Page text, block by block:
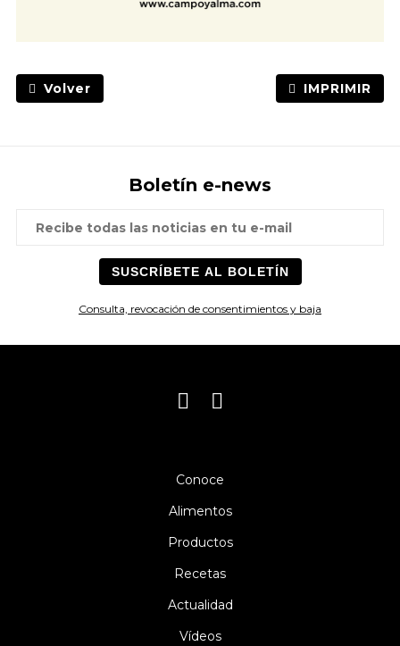
Volver IMPRIMIR
Boletín e-news
Consulta, revocación de consentimientos y baja
Conoce
Alimentos
Productos
Recetas
Actualidad
Vídeos